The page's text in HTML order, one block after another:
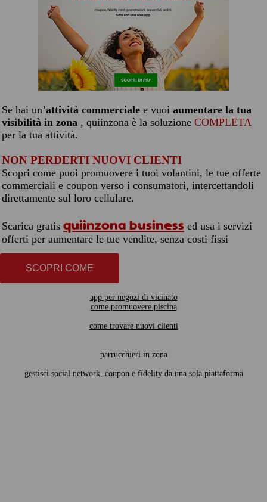
Se hai un’attività commerciale e vuoi aumentare la tua
visibilità in zona , quiinzona è la soluzione COMPLETA
per la tua attività.
NON PERDERTI NUOVI CLIENTI
Scopri come puoi promuovere i tuoi volantini, le tue offerte
commerciali e coupon verso i consumatori, intercettandoli
direttamente sul loro cellulare.
Scarica gratis quiinzona business ed usa i servizi
offerti per aumentare le tue vendite, senza costi fissi
SCOPRI COME
app per negozi di vicinato
come promuovere piscina
come trovare nuovi clienti
parrucchieri in zona
gestisci social network, coupon e fidelity da una sola piattaforma